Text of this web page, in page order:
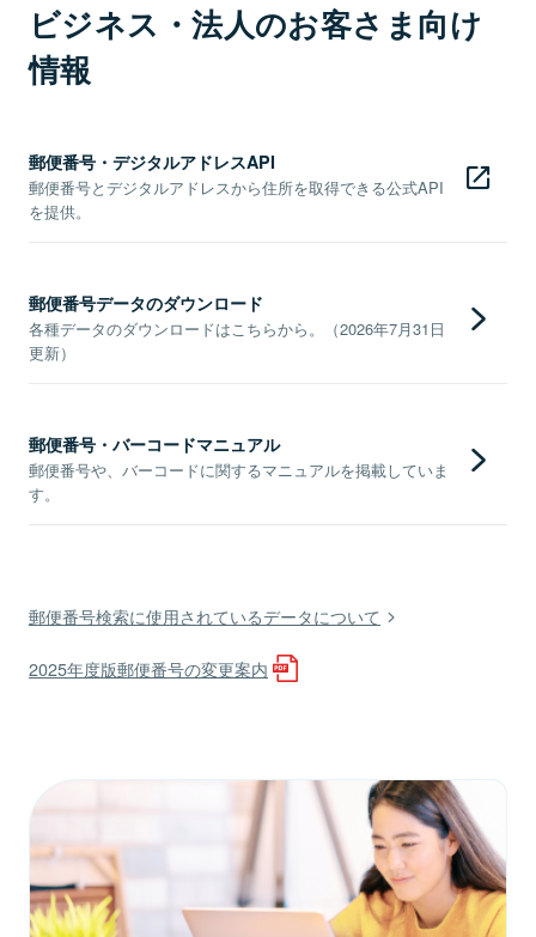
ビジネス・法人のお客さま向け
情報
郵便番号・デジタルアドレスAPI
郵便番号とデジタルアドレスから住所を取得できる公式API
を提供。
郵便番号データのダウンロード
各種データのダウンロードはこちらから。（2026年7月31日
更新）
郵便番号・バーコードマニュアル
郵便番号や、バーコードに関するマニュアルを掲載していま
す。
郵便番号検索に使用されているデータについて
2025年度版郵便番号の変更案内